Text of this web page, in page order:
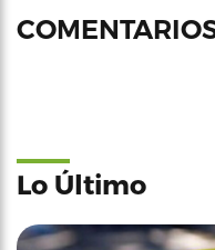
Lo Último